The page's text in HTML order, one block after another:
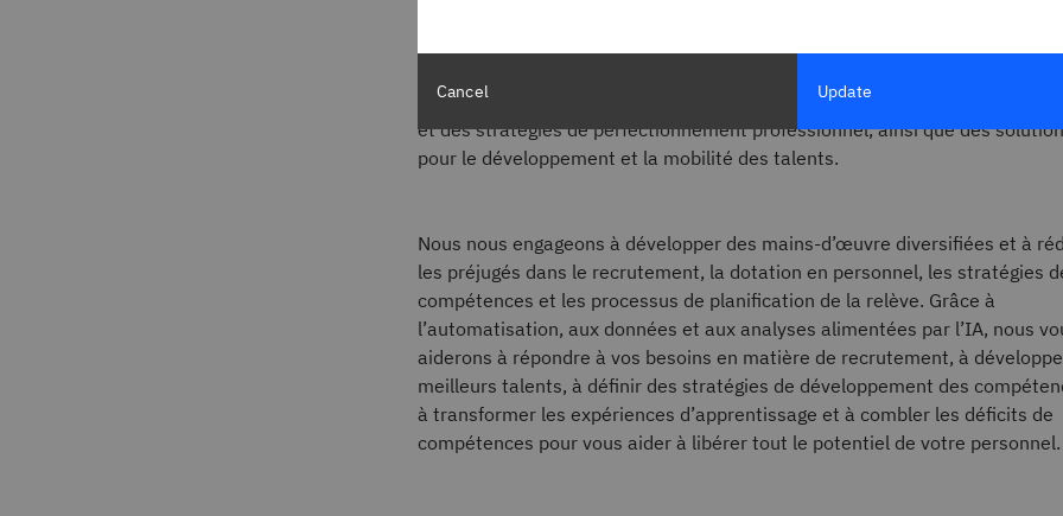
accélérateurs d’apprentissage alimentés par l’IA, des académies
et des stratégies de perfectionnement professionnel, ainsi que des
pour le développement et la mobilité des talents.
Nous nous engageons à développer des mains-d’œuvre diversifiées et à
les préjugés dans le recrutement, la dotation en personnel, les stratégies
compétences et les processus de planification de la relève. Grâce à
l’automatisation, aux données et aux analyses alimentées par l’IA, nous
aiderons à répondre à vos besoins en matière de recrutement, à
meilleurs talents, à définir des stratégies de développement des
à transformer les expériences d’apprentissage et à combler les déficits de
compétences pour vous aider à libérer tout le potentiel de votre personnel.
Cancel Update